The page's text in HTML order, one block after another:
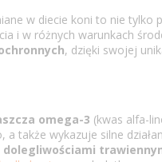
w diecie koni to nie tylko
i w różnych warunkach
, dzięki swojej
omega-3 (kwas alfa-
także wykazuje silne